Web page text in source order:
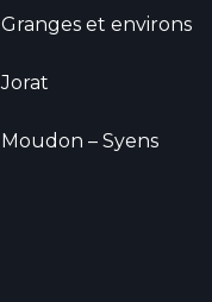
Granges et environs
Jorat
Moudon – Syens